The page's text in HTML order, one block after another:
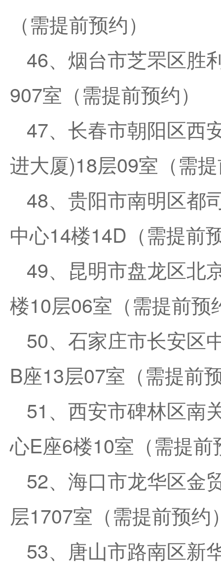
（需提前预约）
46、烟台市芝罘区胜
907室（需提前预约）
47、长春市朝阳区西
进大厦)18层09室（需
48、贵阳市南明区都
中心14楼14D（需提前
49、昆明市盘龙区北
楼10层06室（需提前预
50、石家庄市长安区
B座13层07室（需提前
51、西安市碑林区南
心E座6楼10室（需提前
52、海口市龙华区金
层1707室（需提前预约
53、唐山市路南区新